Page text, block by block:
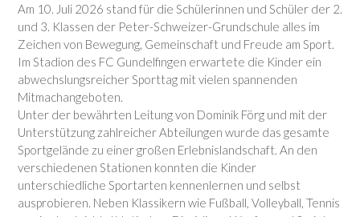
Am 10. Juli 2026 stand für die Schülerinnen und Schüler der 2.
und 3. Klassen der Peter-Schweizer-Grundschule alles im
Zeichen von Bewegung, Gemeinschaft und Freude am Sport.
Im Stadion des FC Gundelfingen erwartete die Kinder ein
abwechslungsreicher Sporttag mit vielen spannenden
Mitmachangeboten.
Unter der bewährten Leitung von Dominik Förg und mit der
Unterstützung zahlreicher Abteilungen wurde das gesamte
Sportgelände zu einer großen Erlebnislandschaft. An den
verschiedenen Stationen konnten die Kinder
unterschiedliche Sportarten kennenlernen und selbst
ausprobieren. Neben Klassikern wie Fußball, Volleyball, Tennis